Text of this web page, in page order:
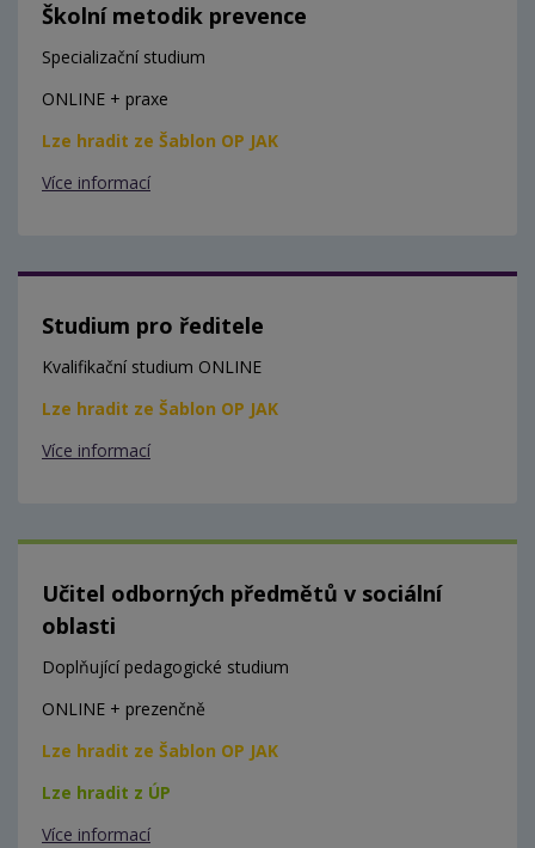
Školní metodik prevence
Specializační studium
ONLINE + praxe
Lze hradit ze Šablon OP JAK
Více informací
Studium pro ředitele
Kvalifikační studium ONLINE
Lze hradit ze Šablon OP JAK
Více informací
Učitel odborných předmětů v sociální
oblasti
Doplňující pedagogické studium
ONLINE + prezenčně
Lze hradit ze Šablon OP JAK
Lze hradit z ÚP
Více informací